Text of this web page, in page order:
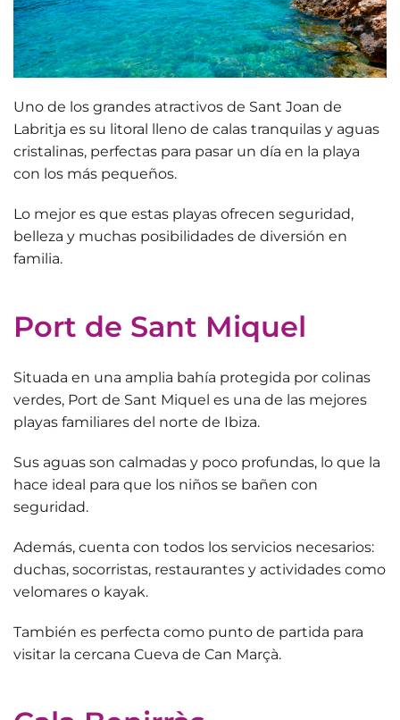
Uno de los grandes atractivos de Sant Joan de
Labritja es su litoral lleno de calas tranquilas y aguas
cristalinas, perfectas para pasar un día en la playa
con los más pequeños.
Lo mejor es que estas playas ofrecen seguridad,
belleza y muchas posibilidades de diversión en
familia.
Port de Sant Miquel
Situada en una amplia bahía protegida por colinas
verdes, Port de Sant Miquel es una de las mejores
playas familiares del norte de Ibiza.
Sus aguas son calmadas y poco profundas, lo que la
hace ideal para que los niños se bañen con
seguridad.
Además, cuenta con todos los servicios necesarios:
duchas, socorristas, restaurantes y actividades como
velomares o kayak.
También es perfecta como punto de partida para
visitar la cercana Cueva de Can Marçà.